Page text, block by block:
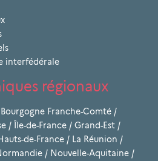
interfédérale
régionaux
Bourgogne Franche-Comté /
/ Île-de-France / Grand-Est /
de-France / La Réunion /
/ Nouvelle-Aquitaine /